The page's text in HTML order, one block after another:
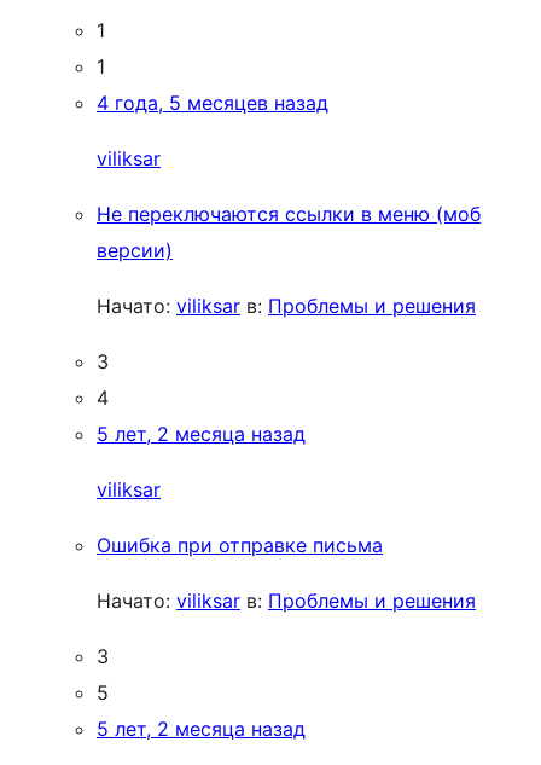
1
1
4 года, 5 месяцев назад
viliksar
Не переключаются ссылки в меню (моб
версии)
Начато: viliksar в: Проблемы и решения
3
4
5 лет, 2 месяца назад
viliksar
Ошибка при отправке письма
Начато: viliksar в: Проблемы и решения
3
5
5 лет, 2 месяца назад